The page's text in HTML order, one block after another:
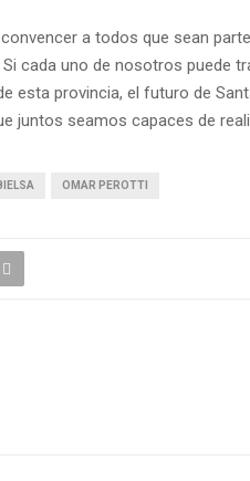
a todos que sean
cada uno de nosotros puede
esta provincia, el futuro de
juntos seamos capaces de
OMAR PEROTTI